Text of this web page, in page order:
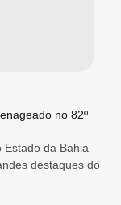
no 82º
Estado da Bahia
destaques do